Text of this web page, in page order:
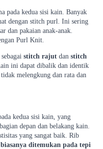
pada kedua sisi kain. Banyak
dengan stitch purl. Ini sering
dan pakaian anak-anak.
Purl Knit.
stitch rajut dan stitch
ini dapat dibalik dan identik
melengkung dan rata dan
kedua sisi kain, yang
depan dan belakang kain.
yang sangat baik. Rib
biasanya ditemukan pada tepi